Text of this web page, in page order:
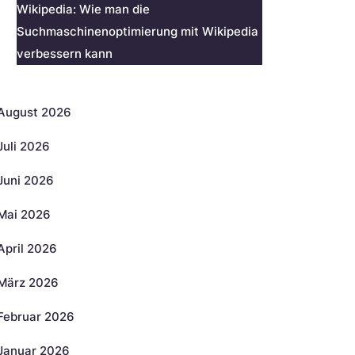
Wikipedia: Wie man die
Suchmaschinenoptimierung mit Wikipedia
verbessern kann
2026
2026
2026
2026
2026
2026
2026
2026